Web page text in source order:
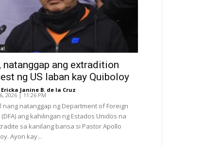
natanggap ang extradition
ng US laban kay Quiboloy
Ericka Janine B. de la Cruz -
2026 | 11:26 PM
nang natanggap ng Department of Foreign
ang kahilingan ng Estados Unidos na
sa kanilang bansa si Pastor Apollo
Ayon kay...